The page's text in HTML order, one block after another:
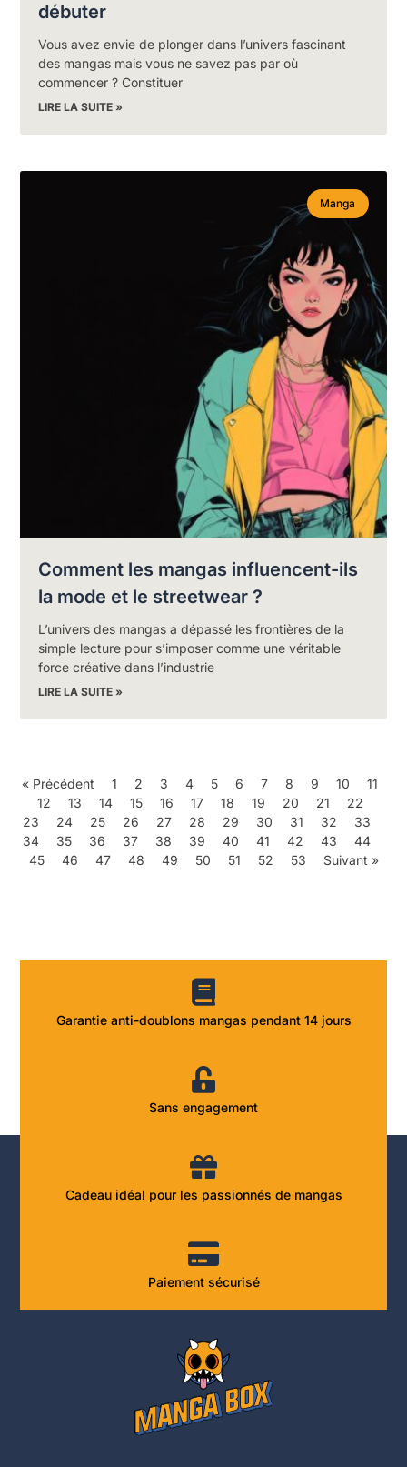
débuter
Vous avez envie de plonger dans l’univers fascinant
des mangas mais vous ne savez pas par où
commencer ? Constituer
LIRE LA SUITE »
Manga
Comment les mangas influencent-ils
la mode et le streetwear ?
L’univers des mangas a dépassé les frontières de la
simple lecture pour s’imposer comme une véritable
force créative dans l’industrie
LIRE LA SUITE »
« Précédent 1 2 3 4 5 6 7 8 9 10
11
12
13 14 15 16 17 18 19 20 21
22
23
24 25 26 27 28 29 30 31 32
33
34
35 36 37 38 39 40 41 42 43
44
45
46 47 48 49 50 51 52 53 Suivant »
Garantie anti-doublons mangas pendant 14 jours
Sans engagement
Cadeau idéal pour les passionnés de mangas
Paiement sécurisé